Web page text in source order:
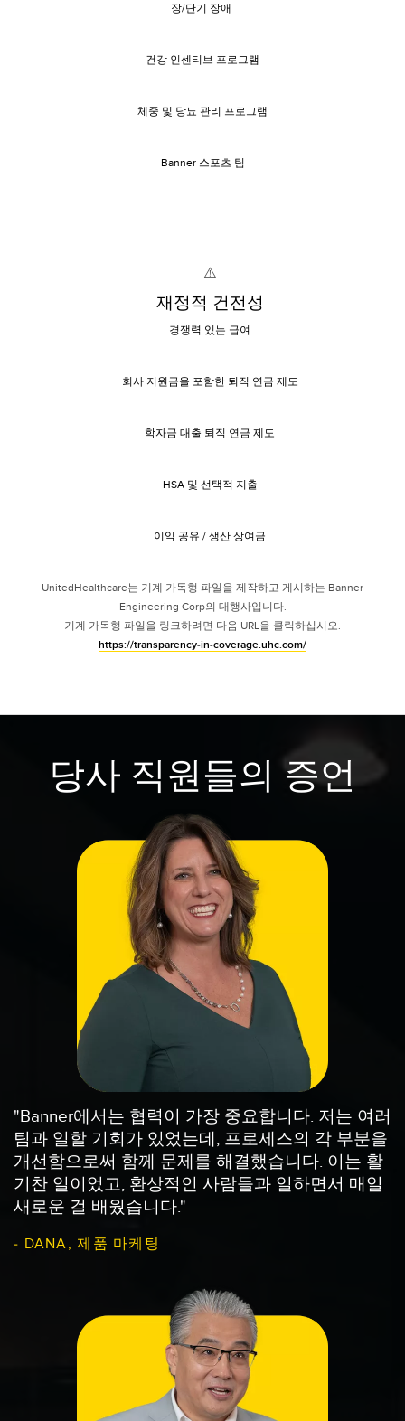
장/단기 장애
건강 인센티브 프로그램
체중 및 당뇨 관리 프로그램
Banner 스포츠 팀
재정적 건전성
경쟁력 있는 급여
회사 지원금을 포함한 퇴직 연금 제도
학자금 대출 퇴직 연금 제도
HSA 및 선택적 지출
이익 공유 / 생산 상여금
UnitedHealthcare는 기계 가독형 파일을 제작하고 게시하는 Banner
Engineering Corp의 대행사입니다.
기계 가독형 파일을 링크하려면 다음 URL을 클릭하십시오.
https://transparency-in-coverage.uhc.com/
당사 직원들의 증언
"Banner에서는 협력이 가장 중요합니다. 저는 여러
팀과 일할 기회가 있었는데, 프로세스의 각 부분을
개선함으로써 함께 문제를 해결했습니다. 이는 활
기찬 일이었고, 환상적인 사람들과 일하면서 매일
새로운 걸 배웠습니다."
- DANA, 제품 마케팅